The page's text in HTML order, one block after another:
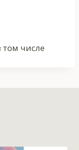
том числе